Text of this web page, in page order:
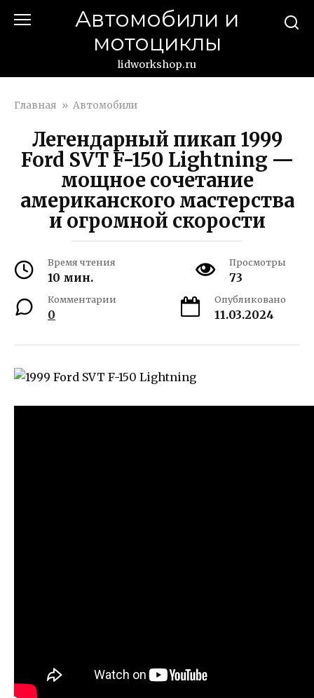
Автомобили и
мотоциклы
lidworkshop.ru
Главная » Автомобили
Легендарный пикап 1999
Ford SVT F-150 Lightning —
мощное сочетание
американского мастерства
и огромной скорости
Время чтения
10 мин.
Просмотры
73
Комментарии
0
Опубликовано
11.03.2024